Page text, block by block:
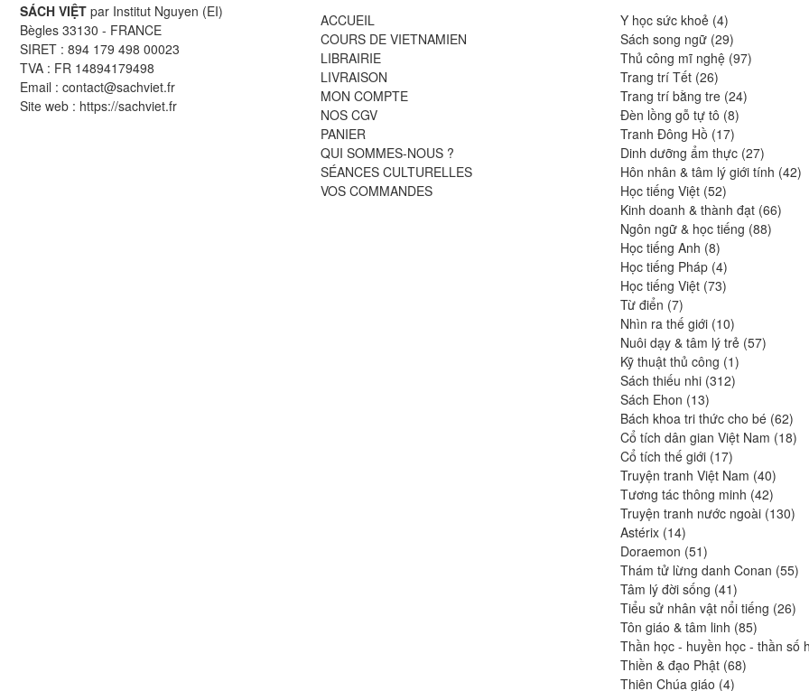
SÁCH VIỆT par Institut Nguyen (EI)
Bègles 33130 - FRANCE
SIRET : 894 179 498 00023
TVA : FR 14894179498
Email : contact@sachviet.fr
Site web : https://sachviet.fr
ACCUEIL
COURS DE VIETNAMIEN
LIBRAIRIE
LIVRAISON
MON COMPTE
NOS CGV
PANIER
QUI SOMMES-NOUS ?
SÉANCES CULTURELLES
VOS COMMANDES
Y học sức khoẻ 44
produits
Sách song ngữ 2929
produits
Thủ công mĩ nghệ 9797
Trang trí Tết 2626
produits
Trang trí bằng tre 2424
Đèn lồng gỗ tự tô 88
Tranh Đông Hồ 1717
produits
Dinh dưỡng ẩm thực 2727
produits
Hôn nhân & tâm lý giới tính 4242
Học tiếng Việt 5252
produits
Kinh doanh & thành đạt 6666
Ngôn ngữ & học tiếng 8888
Học tiếng Anh 88
produits
Học tiếng Pháp 44
produits
Học tiếng Việt 7373
Từ điển 77
produits
Nhìn ra thế giới 1010
produits
Nuôi dạy & tâm lý trẻ 5757
Kỹ thuật thủ công 11
produit
Sách thiếu nhi 312312
Sách Ehon 1313
produits
Bách khoa tri thức cho bé 6262
Cổ tích dân gian Việt Nam 1818
Cổ tích thế giới 1717
produits
Truyện tranh Việt Nam 4040
produits
Tương tác thông minh 4242
produits
Truyện tranh nước ngoài 130130
Astérix 1414
produits
Doraemon 5151
produits
Thám tử lừng danh Conan 5555
Tâm lý đời sống 4141
produits
Tiểu sử nhân vật nổi tiếng 2626
Tôn giáo & tâm linh 8585
produits
Thần học - huyền học - thần số
Thiền & đạo Phật 6868
Thiên Chúa giáo 44